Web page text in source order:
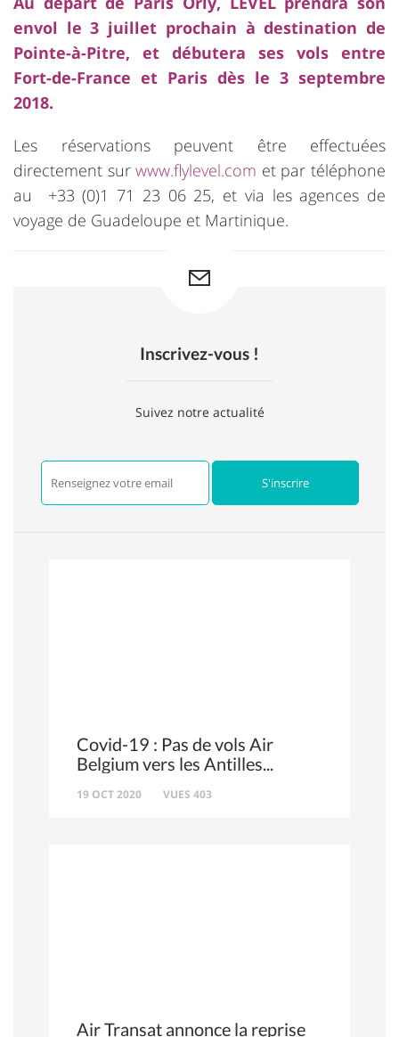
envol le 3 juillet prochain à destination de
Pointe-à-Pitre, et débutera ses vols entre
Fort-de-France et Paris dès le 3 septembre
2018.
Les réservations peuvent être effectuées
directement surwww.flylevel.com et par téléphone
au +33 (0)1 71 23 06 25, et via les agences de
voyage de Guadeloupe et Martinique.
Inscrivez-vous !
Suivez notre actualité
Covid-19 : Pas de vols Air
Belgium vers les Antilles
19 OCT 2020 VUES 403
Air Transat annonce la reprise